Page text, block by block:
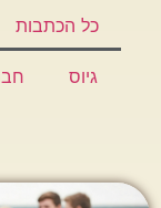
כל הכתבות
גיוס